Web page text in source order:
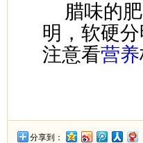
腊味的
明，软硬
注意看营养
分享到：